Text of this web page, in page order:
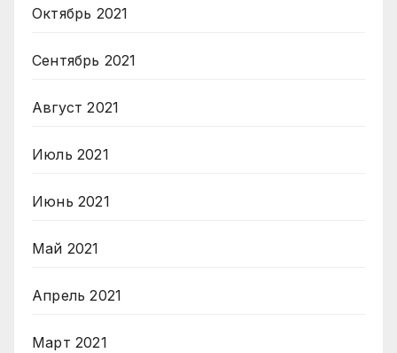
Октябрь 2021
Сентябрь 2021
Август 2021
Июль 2021
Июнь 2021
Май 2021
Апрель 2021
Март 2021